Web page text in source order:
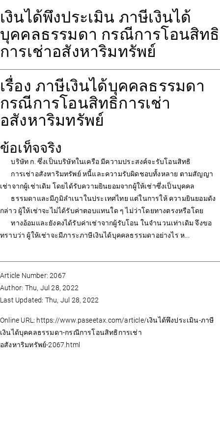
เงินได้พึงประเมิน ภาษีเงินได้
บุคคลธรรมดา กรณีการโอนสิทธิ
การเช่าอสังหาริมทรัพย์
เรื่อง ภาษีเงินได้บุคคลธรรมดา
กรณีการโอนสิทธิการเช่า
อสังหาริมทรัพย์
ข้อเท็จจริง
บริษัท ก. ซึ่งเป็นบริษัทในเครือ มีความประสงค์จะรับโอนสิทธิ
การเช่าอสังหาริมทรัพย์ หนี้และความรับผิดชอบทั้งหลาย ตามสัญญา
เช่าจากผู้เช่าเดิม โดยได้รับความยินยอมจากผู้ให้เช่าซึ่งเป็นบุคคล
ธรรมดาและมีภูมิลำเนาในประเทศไทย แต่ในการให้ ความยินยอมดัง
กล่าว ผู้ให้เช่าจะไม่ได้รับค่าตอบแทนใด ๆ ไม่ว่าโดยทางตรงหรือโดย
ทางอ้อมและยังคงได้รับค่าเช่าจากผู้รับโอน ในจำนวนเท่าเดิม จึงขอ
ทราบว่า ผู้ให้เช่าจะมีภาระภาษีเงินได้บุคคลธรรมดาอย่างไร ห...
Article Number: 2067
Author: Thu, Jul 28, 2022
Last Updated: Thu, Jul 28, 2022
Online URL: https://www.paseetax.com/article/เงินได้พึงประเมิน-ภาษี
เงินได้บุคคลธรรมดา-กรณีการโอนสิทธิการเช่า
อสังหาริมทรัพย์-2067.html